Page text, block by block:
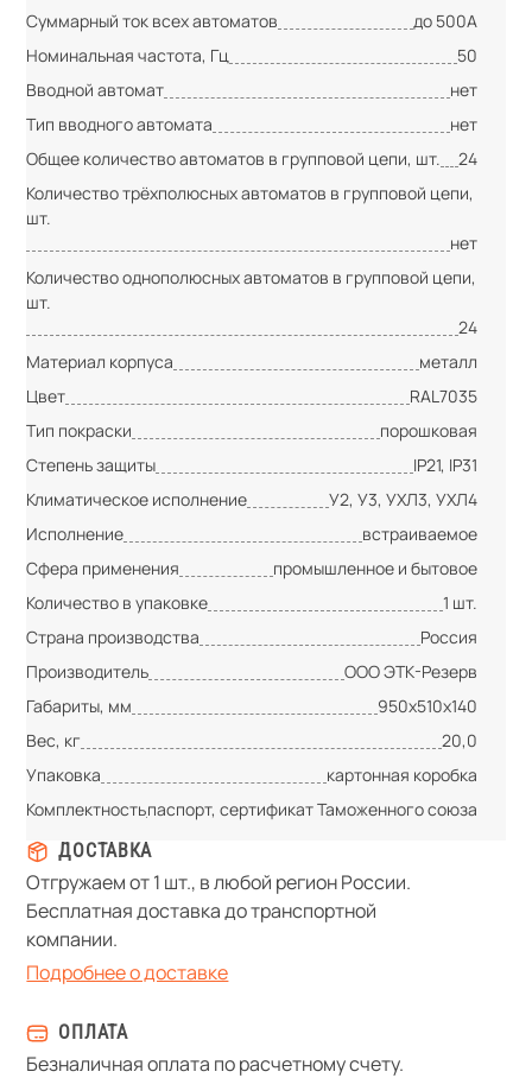
Суммарный ток всех автоматов
до 500А
Номинальная частота, Гц
50
Вводной автомат
нет
Тип вводного автомата
нет
Общее количество автоматов в групповой цепи, шт.
24
Количество трёхполюсных автоматов в групповой цепи,
шт.
нет
Количество однополюсных автоматов в групповой цепи,
шт.
24
Материал корпуса
металл
Цвет
RAL7035
Тип покраски
порошковая
Степень защиты
IP21, IP31
Климатическое исполнение
У2, У3, УХЛ3, УХЛ4
Исполнение
встраиваемое
Сфера применения
промышленное и бытовое
Количество в упаковке
1 шт.
Страна производства
Россия
Производитель
ООО ЭТК-Резерв
Габариты, мм
950х510х140
Вес, кг
20,0
Упаковка
картонная коробка
Комплектностьпаспорт, сертификат Таможенного союза
ДОСТАВКА
Отгружаем от 1 шт., в любой регион России.
Бесплатная доставка до транспортной
компании.
Подробнее о доставке
ОПЛАТА
Безналичная оплата по расчетному счету.